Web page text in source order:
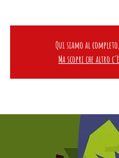
Qui siamo al
Ma scopri che altro